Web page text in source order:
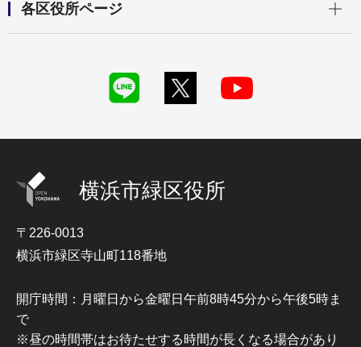
各区役所ページ
横浜市緑区役所
〒226-0013
横浜市緑区寺山町118番地
開庁時間：月曜日から金曜日午前8時45分から午後5時ま
で
※昼の時間帯はお待たせする時間が長くなる場合があり